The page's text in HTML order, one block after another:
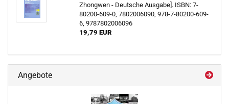
Zhongwen - Deutsche Ausgabe]. ISBN: 7-
80200-609-0, 7802006090, 978-7-80200-609-
6, 9787802006096
19,79 EUR
Angebote